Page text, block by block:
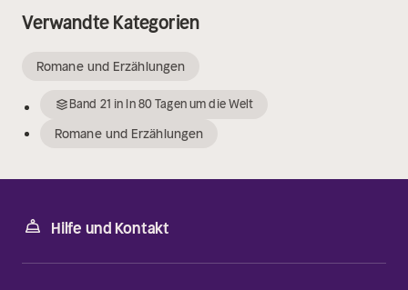
Verwandte Kategorien
Romane und Erzählungen
Band 21 in In 80 Tagen um die Welt
Romane und Erzählungen
Hilfe und Kontakt